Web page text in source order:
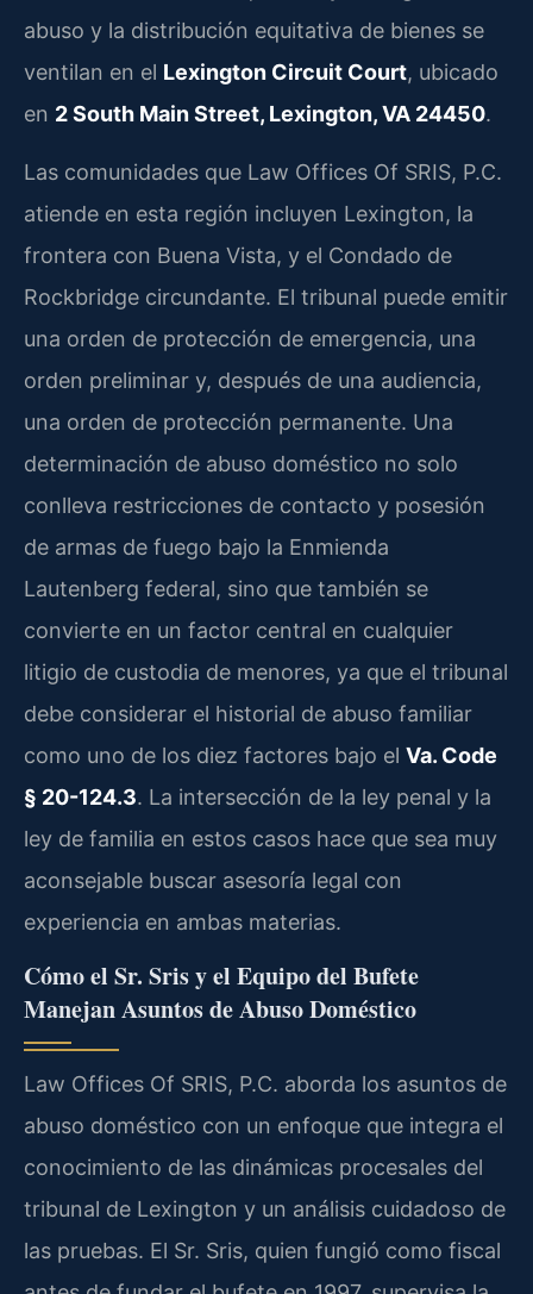
abuso y la distribución equitativa de bienes se
ventilan en el Lexington Circuit Court, ubicado
en 2 South Main Street, Lexington, VA 24450.
Las comunidades que Law Offices Of SRIS, P.C.
atiende en esta región incluyen Lexington, la
frontera con Buena Vista, y el Condado de
Rockbridge circundante. El tribunal puede emitir
una orden de protección de emergencia, una
orden preliminar y, después de una audiencia,
una orden de protección permanente. Una
determinación de abuso doméstico no solo
conlleva restricciones de contacto y posesión
de armas de fuego bajo la Enmienda
Lautenberg federal, sino que también se
convierte en un factor central en cualquier
litigio de custodia de menores, ya que el tribunal
debe considerar el historial de abuso familiar
como uno de los diez factores bajo el Va. Code
§ 20-124.3. La intersección de la ley penal y la
ley de familia en estos casos hace que sea muy
aconsejable buscar asesoría legal con
experiencia en ambas materias.
Cómo el Sr. Sris y el Equipo del Bufete
Manejan Asuntos de Abuso Doméstico
Law Offices Of SRIS, P.C. aborda los asuntos de
abuso doméstico con un enfoque que integra el
conocimiento de las dinámicas procesales del
tribunal de Lexington y un análisis cuidadoso de
las pruebas. El Sr. Sris, quien fungió como fiscal